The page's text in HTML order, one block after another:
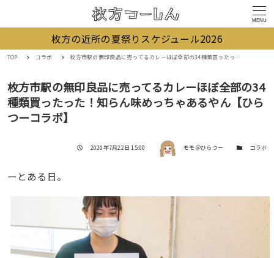
MENU
枚方の近所の夏祭りスケジュール2026
TOP コラボ 枚方市駅の無印良品に売ってるカレーほぼ全部の34種類買ったった！知らん味めっちゃあるやん【ひらつーコラボ】
枚方市駅の無印良品に売ってるカレーほぼ全部の34
種類買ったった！知らん味めっちゃあるやん【ひら
つーコラボ】
投稿日
2020年7月22日 15:00 著者 モモ＠ひらつー カテゴリー
コラボ
ーとある日。